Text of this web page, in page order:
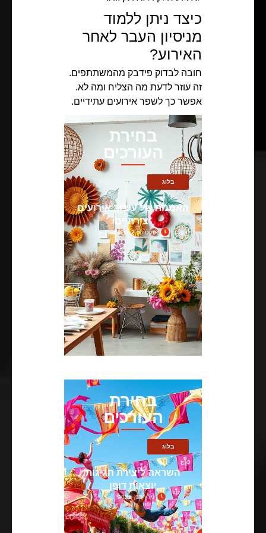
כיצד ניתן ללמוד
מניסיון העבר לאחר
האירוע?
חובה לבדוק פידבק מהמשתתפים.
זה עוזר לדעת מה הצליח ומה לא.
אפשר כך לשפר אירועים עתידיים.
בחירת
העורכים
בלוג
האמנות של עיצוב אירועים
יצירתיים
אוקטובר 2, 2024
בחירת
העורכים
בלוג
השראה ליצירת חגיגות
יוצאות דופן
מרץ 13, 2025